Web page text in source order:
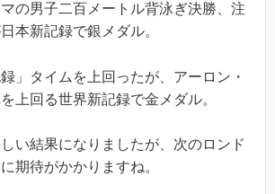
の男子二百メートル背泳ぎ決勝、注
本新記録で銀メダル。
録」タイムを上回ったが、アーロン・
上回る世界新記録で金メダル。
い結果になりましたが、次のロンド
期待がかかりますね。